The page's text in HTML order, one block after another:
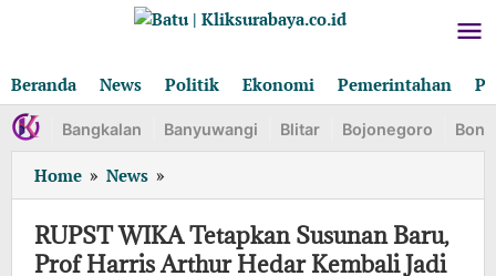
Beranda
News Politik Ekonomi Pemerintahan
Bangkalan Banyuwangi Blitar Bojonegoro
Home » News »
WIKA
Tetapkan
Susunan
Baru,
RUPST WIKA Tetapkan Susunan Baru,
Prof Harris Arthur Hedar Kembali Jadi